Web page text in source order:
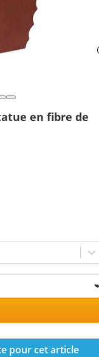
en fibre de
pour cet article